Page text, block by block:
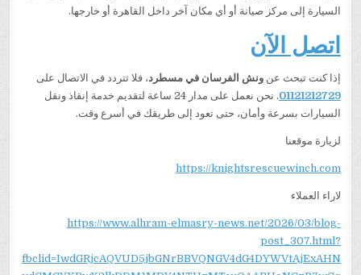
السيارة إلى مركز صيانة أو أي مكان آخر داخل القاهرة أو خارجها.
اتصل الآن
إذا كنت تبحث عنونش الفرسان في مسطرد، فلا تتردد في الاتصال على
01121212729
. نحن نعمل على مدار 24 ساعة لتقديم خدمة إنقاذ ونقل
السيارات بسرعة وأمان، حتى تعود إلى طريقك في أسرع وقت.
لزيارة موقعنا
https://knightsrescuewinch.com
لاراء العملاء
https://www.alhram-elmasry-news.net/2026/03/blog-
post_307.html?
fbclid=IwdGRjcAQVUD5jbGNrBBVQNGV4dG4DYWVtAjExAHN